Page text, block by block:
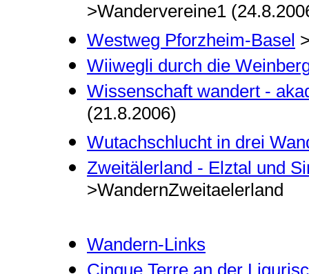
>Wandervereine1
Westweg Pforzheim-Basel
Wiiwegli durch die
Wissenschaft wandert -
(21.8.2006)
Wutachschlucht in drei
Zweitälerland - Elztal und
>WandernZweitaelerland
Wandern-Links
Cinque Terre an der